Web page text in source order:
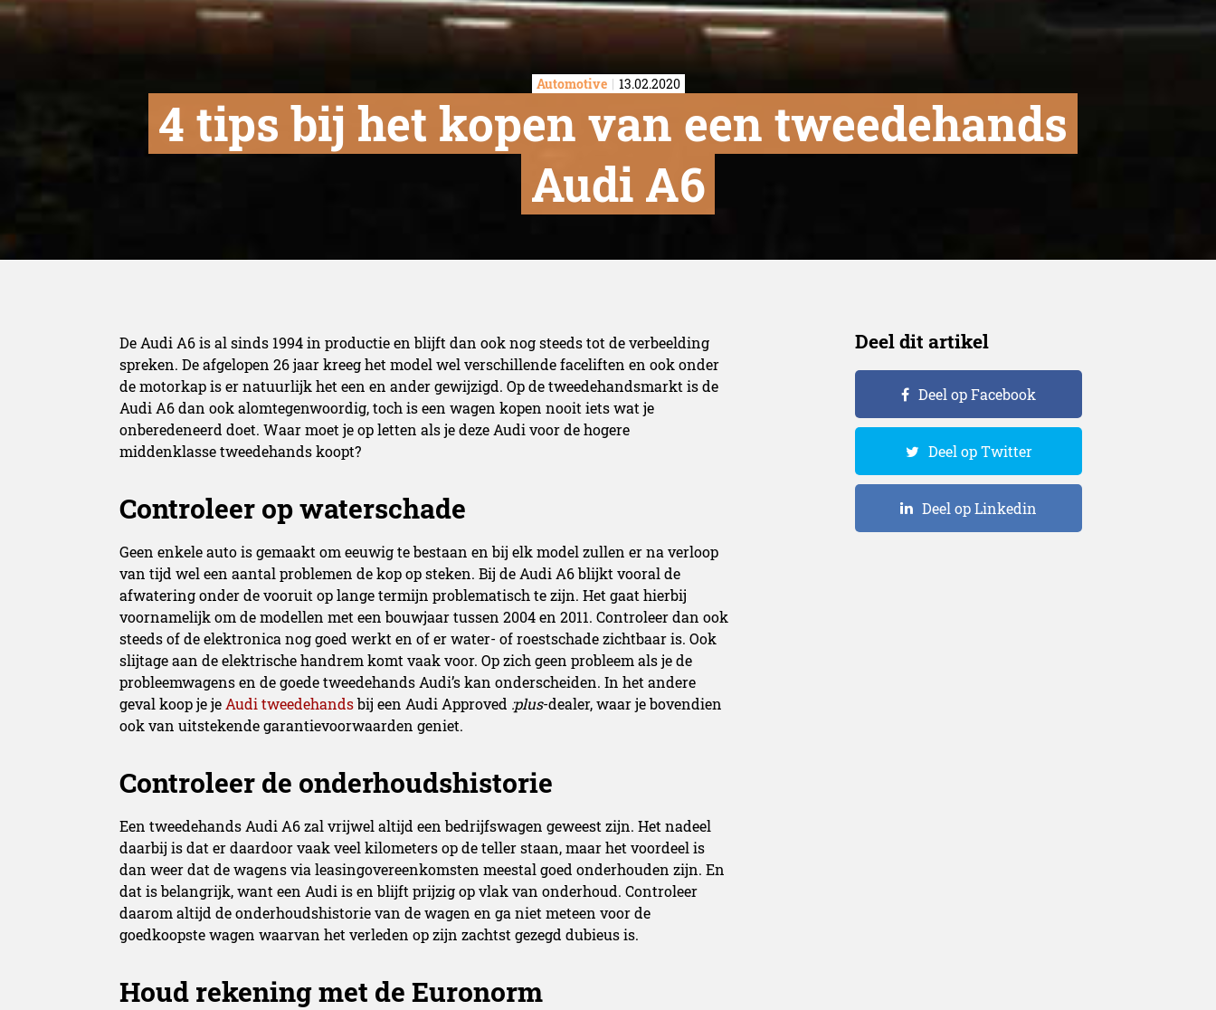
Automotive 13.02.2020
​4 tips bij het kopen van een tweedehands
Audi A6
De Audi A6 is al sinds 1994 in productie en blijft dan ook nog steeds tot de verbeelding
spreken. De afgelopen 26 jaar kreeg het model wel verschillende faceliften en ook onder
de motorkap is er natuurlijk het een en ander gewijzigd. Op de tweedehandsmarkt is de
Audi A6 dan ook alomtegenwoordig, toch is een wagen kopen nooit iets wat je
onberedeneerd doet. Waar moet je op letten als je deze Audi voor de hogere
middenklasse tweedehands koopt?
Controleer op waterschade
Geen enkele auto is gemaakt om eeuwig te bestaan en bij elk model zullen er na verloop
van tijd wel een aantal problemen de kop op steken. Bij de Audi A6 blijkt vooral de
afwatering onder de vooruit op lange termijn problematisch te zijn. Het gaat hierbij
voornamelijk om de modellen met een bouwjaar tussen 2004 en 2011. Controleer dan ook
steeds of de elektronica nog goed werkt en of er water- of roestschade zichtbaar is. Ook
slijtage aan de elektrische handrem komt vaak voor. Op zich geen probleem als je de
probleemwagens en de goede tweedehands Audi’s kan onderscheiden. In het andere
geval koop je je Audi tweedehandsbij een Audi Approved :plus-dealer, waar je bovendien
ook van uitstekende garantievoorwaarden geniet.
Controleer de onderhoudshistorie
Een tweedehands Audi A6 zal vrijwel altijd een bedrijfswagen geweest zijn. Het nadeel
daarbij is dat er daardoor vaak veel kilometers op de teller staan, maar het voordeel is
dan weer dat de wagens via leasingovereenkomsten meestal goed onderhouden zijn. En
dat is belangrijk, want een Audi is en blijft prijzig op vlak van onderhoud. Controleer
daarom altijd de onderhoudshistorie van de wagen en ga niet meteen voor de
goedkoopste wagen waarvan het verleden op zijn zachtst gezegd dubieus is.
Houd rekening met de Euronorm
Deel dit artikel
Deel op Facebook
Deel op Twitter
Deel op Linkedin